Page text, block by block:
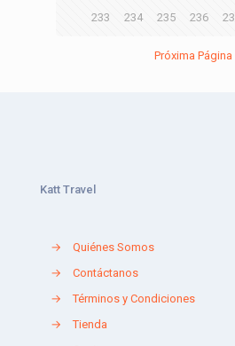
233 234 235 236
Próxima Página
Katt Travel
→
Quiénes Somos
→
Contáctanos
→
Términos y Condiciones
→
Tienda